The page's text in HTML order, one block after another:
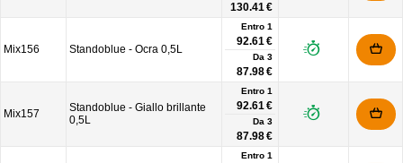
130.41 €
Mix156 Standoblue - Ocra 0,5L
Entro 1
92.61 €
Da 3
87.98 €
Mix157
Standoblue - Giallo brillante
0,5L
Entro 1
92.61 €
Da 3
87.98 €
Entro 1